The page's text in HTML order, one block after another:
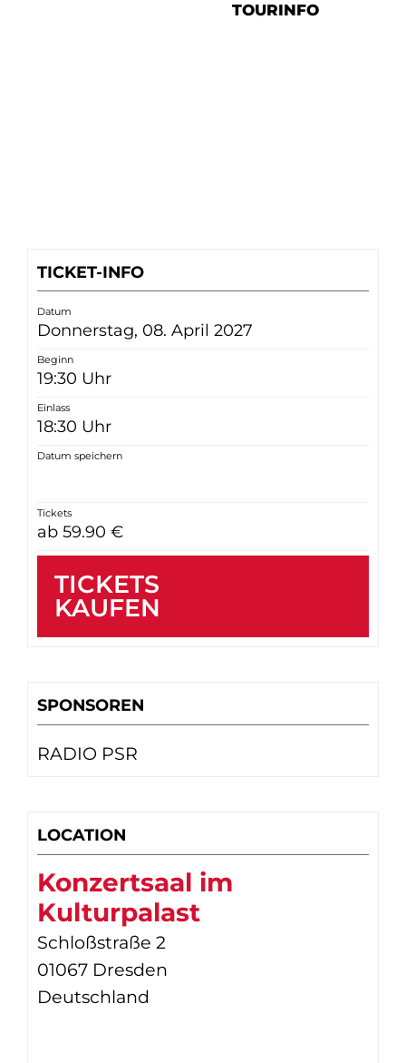
TOURINFO
TICKET-INFO
Datum
Donnerstag, 08. April 2027
Beginn
19:30 Uhr
Einlass
18:30 Uhr
Datum speichern
Tickets
ab 59.90 €
TICKETS
KAUFEN
SPONSOREN
RADIO PSR
LOCATION
Konzertsaal im
Kulturpalast
Schloßstraße 2
01067 Dresden
Deutschland